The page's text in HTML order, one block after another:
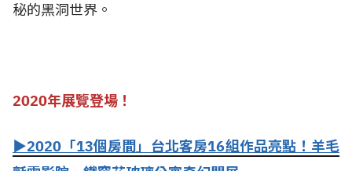
秘的黑洞世界。
2020年展覽登場！
▶2020「13個房間」台北客房16組作品亮點！羊毛